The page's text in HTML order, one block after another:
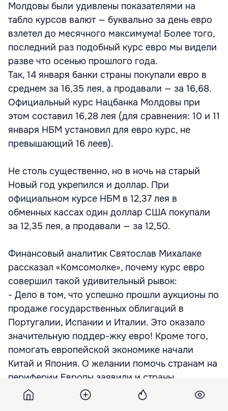
Молдовы были удивлены показателями на
табло курсов валют — буквально за день евро
взлетел до месячного максимума! Более того,
последний раз подобный курс евро мы видели
разве что осенью прошлого года.
Так, 14 января банки страны покупали евро в
среднем за 16,35 лея, а продавали — за 16,68.
Официальный курс Нацбанка Молдовы при
этом составил 16,28 лея (для сравнения: 10 и 11
января НБМ установил для евро курс, не
превышающий 16 леев).
Не столь существенно, но в ночь на старый
Новый год укрепился и доллар. При
официальном курсе НБМ в 12,37 лея в
обменных кассах один доллар США покупали
за 12,35 лея, а продавали — за 12,50.
Финансовый аналитик Святослав Михалаке
рассказал «Комсомолке», почему курс евро
совершил такой удивительный рывок:
- Дело в том, что успешно прошли аукционы по
продаже государственных облигаций в
Португалии, Испании и Италии. Это оказало
значительную поддер-жку евро! Кроме того,
помогать европейской экономике начали
Китай и Япония. О желании помочь странам на
периферии Европы заявили и страны
Латинской Америки. В общем, повысилось